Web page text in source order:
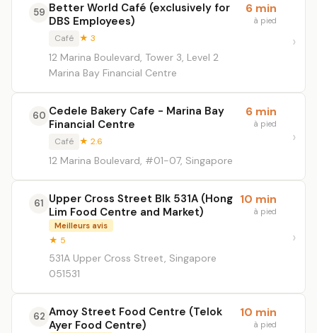
59 Better World Café (exclusively for
DBS Employees)
Café ★ 3
12 Marina Boulevard, Tower 3, Level 2
Marina Bay Financial Centre
6 min
à pied
60 Cedele Bakery Cafe - Marina Bay
Financial Centre
Café ★ 2.6
12 Marina Boulevard, #01-07, Singapore
6 min
à pied
61 Upper Cross Street Blk 531A (Hong
Lim Food Centre and Market)
Meilleurs avis
★ 5
531A Upper Cross Street, Singapore
051531
10 min
à pied
62 Amoy Street Food Centre (Telok
Ayer Food Centre)
10 min
à pied